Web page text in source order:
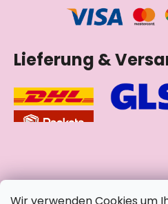
Lieferung &
soziale Netzwerke